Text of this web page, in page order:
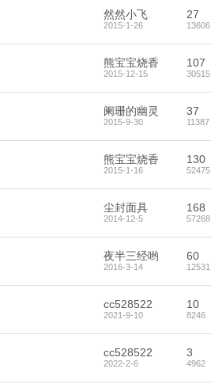
然然小飞
2015-1-26
27
13606
熊宝宝烧香
2015-12-15
107
30515
阑珊的幽灵
2015-9-30
37
11387
熊宝宝烧香
2015-1-16
130
52475
尘封面具
2014-12-5
168
57268
夜半三经哟
2016-3-14
60
12531
cc528522
2021-9-10
10
8246
cc528522
2022-2-6
3
4962